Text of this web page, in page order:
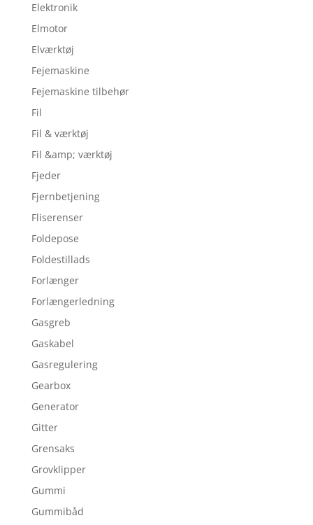
Elektronik
Elmotor
Elværktøj
Fejemaskine
Fejemaskine tilbehør
Fil
Fil & værktøj
Fil &amp; værktøj
Fjeder
Fjernbetjening
Fliserenser
Foldepose
Foldestillads
Forlænger
Forlængerledning
Gasgreb
Gaskabel
Gasregulering
Gearbox
Generator
Gitter
Grensaks
Grovklipper
Gummi
Gummibåd